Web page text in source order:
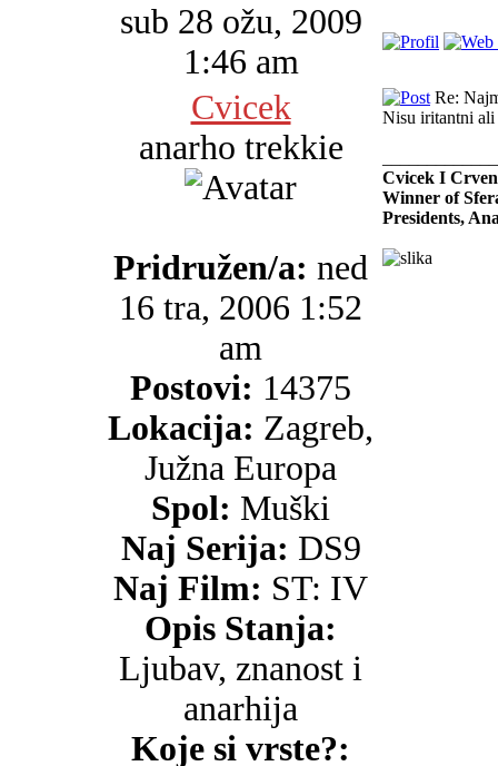
sub 28 ožu, 2009
1:46 am
Cvicek
anarho trekkie
Pridružen/a: ned
16 tra, 2006 1:52
am
Postovi: 14375
Lokacija: Zagreb,
Južna Europa
Spol: Muški
Naj Serija: DS9
Naj Film: ST: IV
Opis Stanja:
Ljubav, znanost i
anarhija
Koje si vrste?:
Re:
Nisu iritantni ali
Cvicek I
Winner of
Presidents,